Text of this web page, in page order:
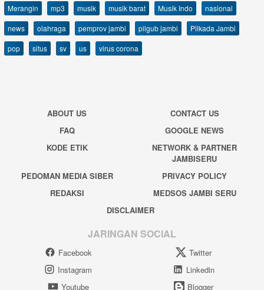
Merangin
mp3 musik musik barat Musik Indo
nasional
news
olahraga pemprov jambi pilgub jambi
Pilkada Jambi
pop
situs sv us virus corona
ABOUT US
CONTACT US
FAQ
GOOGLE NEWS
KODE ETIK
NETWORK & PARTNER
JAMBISERU
PEDOMAN MEDIA SIBER
PRIVACY POLICY
REDAKSI
MEDSOS JAMBI SERU
DISCLAIMER
JARINGAN SOCIAL
Facebook
Twitter
Instagram
Linkedin
Youtube
Blogger